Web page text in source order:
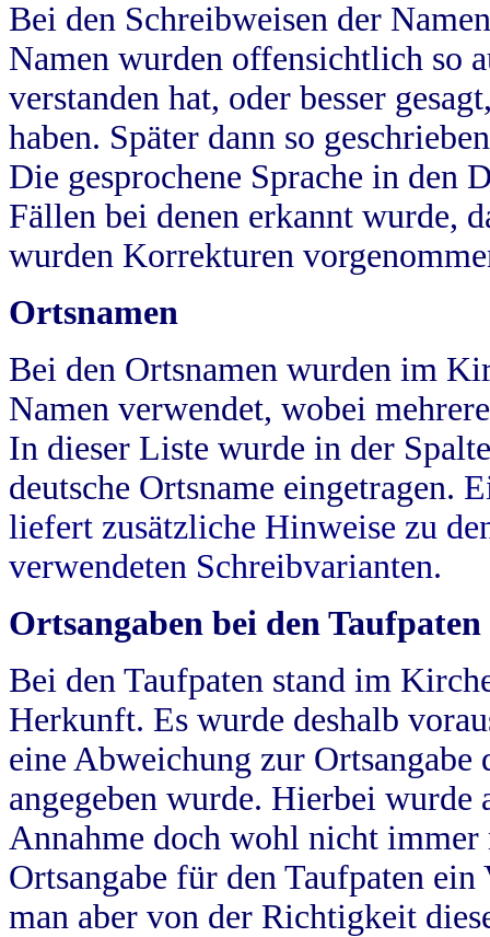
Bei den Schreibweisen der
Namen wurden offensichtlich so
verstanden hat, oder besser
haben. Später dann so
Die gesprochene Sprache in
Fällen bei denen erkannt wurde,
wurden Korrekturen
Ortsnamen
Bei den Ortsnamen wurden im
Namen verwendet, wobei
In dieser Liste wurde in der
deutsche Ortsname eingetragen.
liefert zusätzliche Hinweise zu
verwendeten Schreibvarianten.
Ortsangaben bei den Taufpaten
Bei den Taufpaten stand im
Herkunft. Es wurde deshalb
eine Abweichung zur
angegeben wurde. Hierbei wurde
Annahme doch wohl nicht
Ortsangabe für den Taufpaten
man aber von der Richtigkeit